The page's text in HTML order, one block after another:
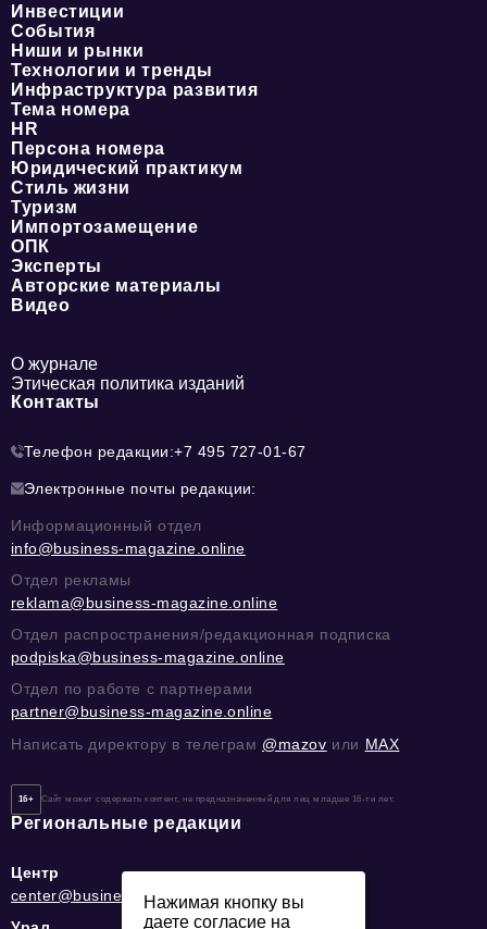
Инвестиции
События
Ниши и рынки
Технологии и тренды
Инфраструктура развития
Тема номера
HR
Персона номера
Юридический практикум
Стиль жизни
Туризм
Импортозамещение
ОПК
Эксперты
Авторские материалы
Видео
О журнале
Этическая политика изданий
Контакты
Телефон редакции:+7 495 727-01-67
Электронные почты редакции:
Информационный отдел
info@business-magazine.online
Отдел рекламы
reklama@business-magazine.online
Отдел распространения/редакционная подписка
podpiska@business-magazine.online
Отдел по работе с партнерами
partner@business-magazine.online
Написать директору в телеграм @mazov или MAX
16+ Сайт может содержать контент, не предназначенный для лиц младше 16-ти лет.
Региональные редакции
Центр
center@business-magazine.online
Нажимая кнопку вы
даете согласие на